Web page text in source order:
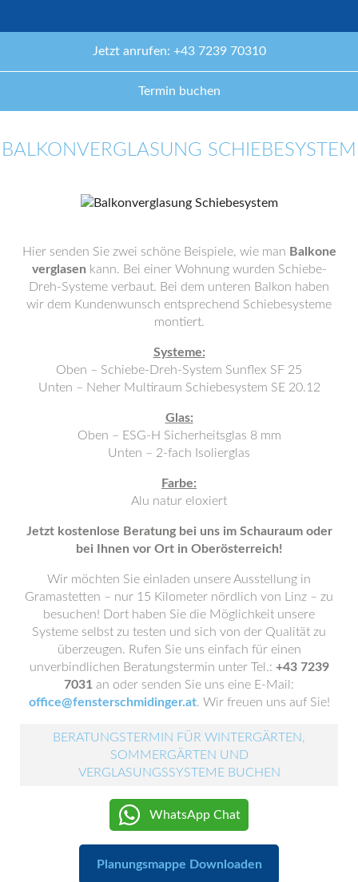
Jetzt anrufen: +43 7239 70310
Termin buchen
BALKONVERGLASUNG SCHIEBESYSTEM
Hier senden Sie zwei schöne Beispiele, wie man Balkone
verglasen kann. Bei einer Wohnung wurden Schiebe-
Dreh-Systeme verbaut. Bei dem unteren Balkon haben
wir dem Kundenwunsch entsprechend Schiebesysteme
montiert.
Systeme:
Oben – Schiebe-Dreh-System Sunflex SF 25
Unten – Neher Multiraum Schiebesystem SE 20.12
Glas:
Oben – ESG-H Sicherheitsglas 8 mm
Unten – 2-fach Isolierglas
Farbe:
Alu natur eloxiert
Jetzt kostenlose Beratung bei uns im Schauraum oder
bei Ihnen vor Ort in Oberösterreich!
Wir möchten Sie einladen unsere Ausstellung in
Gramastetten – nur 15 Kilometer nördlich von Linz – zu
besuchen! Dort haben Sie die Möglichkeit unsere
Systeme selbst zu testen und sich von der Qualität zu
überzeugen. Rufen Sie uns einfach für einen
unverbindlichen Beratungstermin unter Tel.: +43 7239
7031 an oder senden Sie uns eine E-Mail:
office@fensterschmidinger.at. Wir freuen uns auf Sie!
BERATUNGSTERMIN FÜR WINTERGÄRTEN,
SOMMERGÄRTEN UND
VERGLASUNGSSYSTEME BUCHEN
WhatsApp Chat
Planungsmappe Downloaden